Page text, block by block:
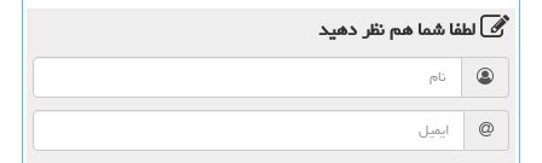
لطفا شما همنظر دهید